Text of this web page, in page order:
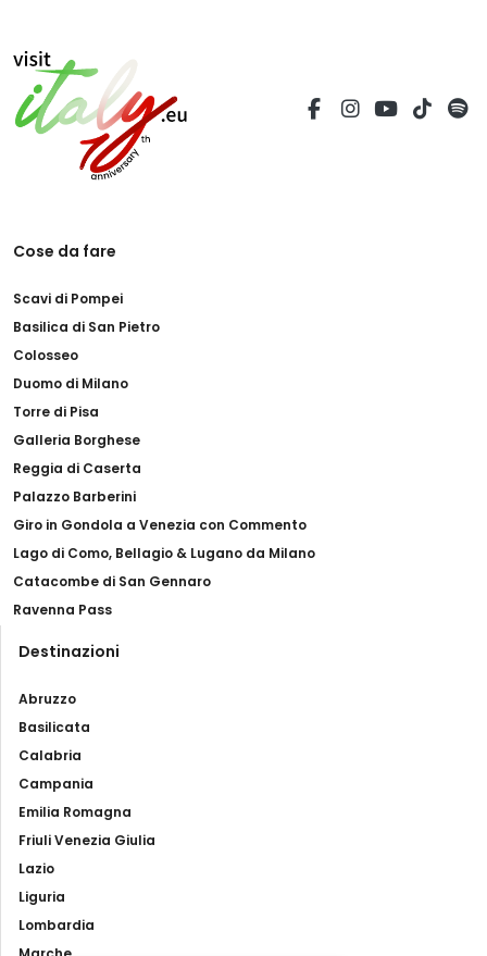
Cose da fare
Scavi di Pompei
Basilica di San Pietro
Colosseo
Duomo di Milano
Torre di Pisa
Galleria Borghese
Reggia di Caserta
Palazzo Barberini
Giro in Gondola a Venezia con Commento
Lago di Como, Bellagio & Lugano da Milano
Catacombe di San Gennaro
Ravenna Pass
Destinazioni
Abruzzo
Basilicata
Calabria
Campania
Emilia Romagna
Friuli Venezia Giulia
Lazio
Liguria
Lombardia